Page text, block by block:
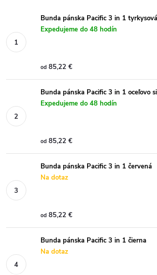
Bunda pánska Pacific 3 in 1 tyrkysová
Expedujeme do 48 hodín
od 85,22 €
Bunda pánska Pacific 3 in 1 oceľovo
Expedujeme do 48 hodín
od 85,22 €
Bunda pánska Pacific 3 in 1 červená
Na dotaz
od 85,22 €
Bunda pánska Pacific 3 in 1 čierna
Na dotaz